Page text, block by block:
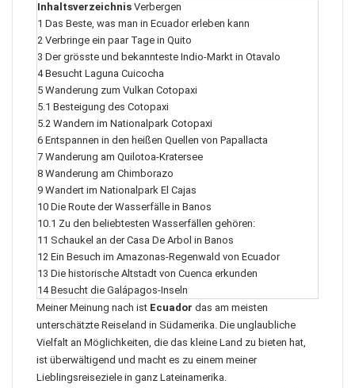
Inhaltsverzeichnis Verbergen
1 Das Beste, was man in Ecuador erleben kann
2 Verbringe ein paar Tage in Quito
3 Der grösste und bekannteste Indio-Markt in Otavalo
4 Besucht Laguna Cuicocha
5 Wanderung zum Vulkan Cotopaxi
5.1 Besteigung des Cotopaxi
5.2 Wandern im Nationalpark Cotopaxi
6 Entspannen in den heißen Quellen von Papallacta
7 Wanderung am Quilotoa-Kratersee
8 Wanderung am Chimborazo
9 Wandert im Nationalpark El Cajas
10 Die Route der Wasserfälle in Banos
10.1 Zu den beliebtesten Wasserfällen gehören:
11 Schaukel an der Casa De Arbol in Banos
12 Ein Besuch im Amazonas-Regenwald von Ecuador
13 Die historische Altstadt von Cuenca erkunden
14 Besucht die Galápagos-Inseln
Meiner Meinung nach ist Ecuador das am meisten
unterschätzte Reiseland in Südamerika. Die unglaubliche
Vielfalt an Möglichkeiten, die das kleine Land zu bieten hat,
ist überwältigend und macht es zu einem meiner
Lieblingsreiseziele in ganz Lateinamerika.